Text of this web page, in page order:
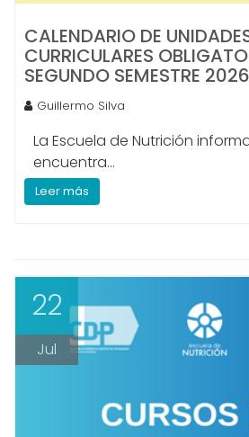
CALENDARIO DE
CURRICULARES
SEGUNDO SEMESTRE 2026
Guillermo Silva
La Escuela de Nutrición
encuentra...
Leer más
22
Jul